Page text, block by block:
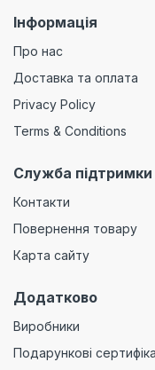
Інформація
Про нас
Доставка та оплата
Privacy Policy
Terms & Conditions
Служба підтримки
Контакти
Повернення товару
Карта сайту
Додатково
Виробники
Подарункові